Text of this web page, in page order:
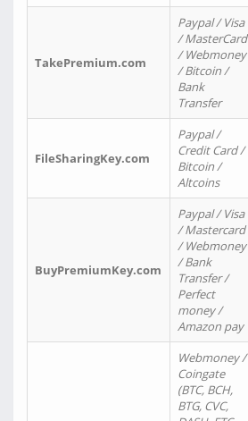
TakePremium.com
Paypal / Visa
/ MasterCard
/ Webmoney
/ Bitcoin /
Bank
Transfer
FileSharingKey.com
Paypal /
Credit Card /
Bitcoin /
Altcoins
BuyPremiumKey.com
Paypal / Visa
/ Mastercard
/ Webmoney
/ Bank
Transfer /
Perfect
money /
Amazon pay
Webmoney /
Coingate
(BTC, BCH,
BTG, CVC,